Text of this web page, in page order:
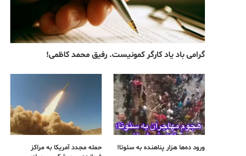
گرامی باد یاد کارگر کمونیست. رفیق محمد کاظمی!
ورود ده‌ها هزار پناهنده به سئوتا!
حمله مجدد آمریکا به مراکز